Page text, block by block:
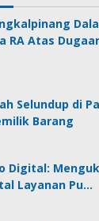
RA Atas
Selundup di
Barang
Digital:
Layanan Pu…